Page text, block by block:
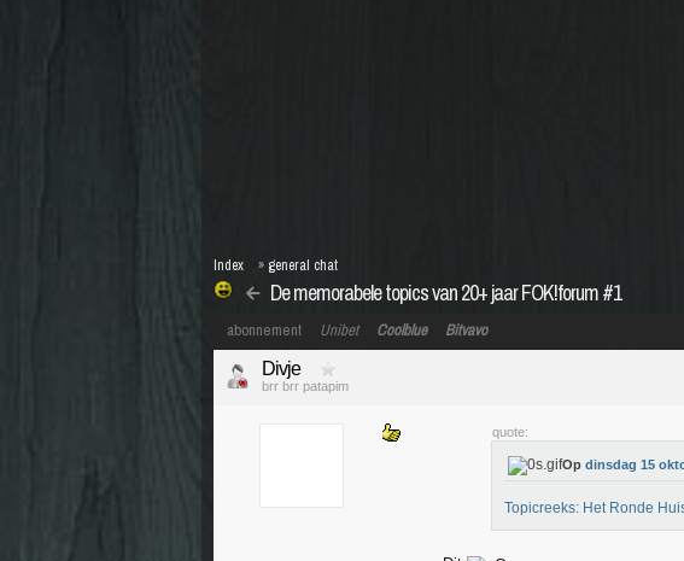
De memorabele topics van 20+ jaar FOK!forum #1
Index » general chat
abonnement Unibet Coolblue Bitvavo
Divje
brr brr patapim
quote:
Op dinsdag 15
Topicreeks: Het Ronde